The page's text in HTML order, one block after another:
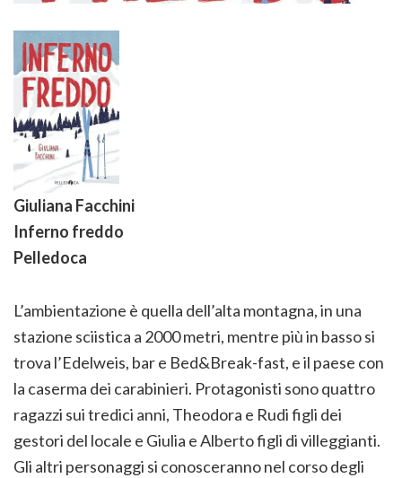
Giuliana Facchini
Inferno freddo
Pelledoca
L’ambientazione è quella dell’alta montagna, in una
stazione sciistica a 2000 metri, mentre più in basso si
trova l’Edelweis, bar e Bed&Break-fast, e il paese con
la caserma dei carabinieri. Protagonisti sono quattro
ragazzi sui tredici anni, Theodora e Rudi figli dei
gestori del locale e Giulia e Alberto figli di villeggianti.
Gli altri personaggi si conosceranno nel corso degli